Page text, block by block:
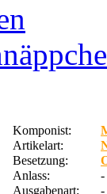
Komponist:
Artikelart:
Besetzung:
Anlass:
-
Ausgabenart:
-